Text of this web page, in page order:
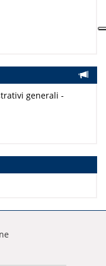
generali -